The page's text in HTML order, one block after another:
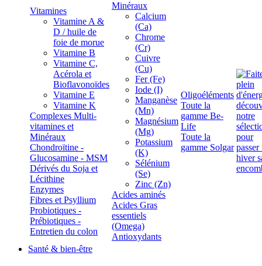
Vitamines
Vitamine A &
D / huile de
foie de morue
Vitamine B
Vitamine C,
Acérola et
Bioflavonoïdes
Vitamine E
Vitamine K
Complexes Multi-
vitamines et
Minéraux
Chondroïtine -
Glucosamine - MSM
Dérivés du Soja et
Lécithine
Enzymes
Fibres et Psyllium
Probiotiques -
Prébiotiques -
Entretien du colon
Minéraux
Calcium
(Ca)
Chrome
(Cr)
Cuivre
(Cu)
Fer (Fe)
Iode (I)
Manganèse
(Mn)
Magnésium
(Mg)
Potassium
(K)
Sélénium
(Se)
Zinc (Zn)
Acides aminés
Acides Gras
essentiels
(Omega)
Antioxydants
Oligoéléments
Toute la
gamme Be-
Life
Toute la
gamme Solgar
Santé & bien-être